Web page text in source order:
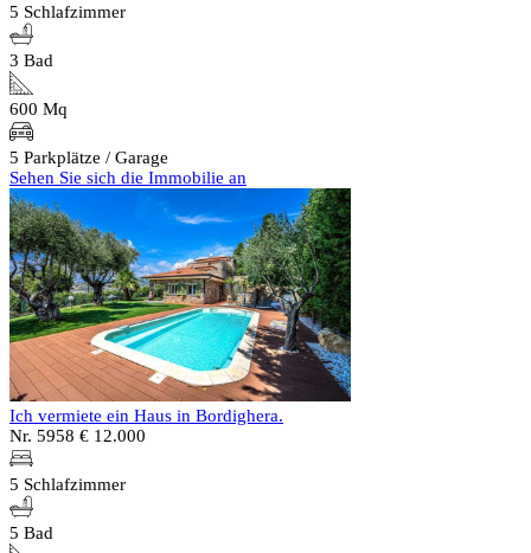
5 Schlafzimmer
3 Bad
600 Mq
5 Parkplätze / Garage
Sehen Sie sich die Immobilie an
Ich vermiete ein Haus in Bordighera.
Nr. 5958 € 12.000
5 Schlafzimmer
5 Bad